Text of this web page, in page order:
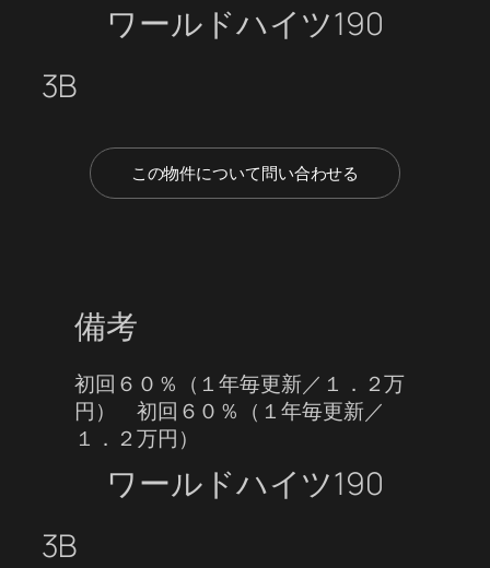
ワールドハイツ190
3B
この物件について問い合わせる
備考
初回６０％（１年毎更新／１．２万
円） 初回６０％（１年毎更新／
１．２万円）
ワールドハイツ190
3B